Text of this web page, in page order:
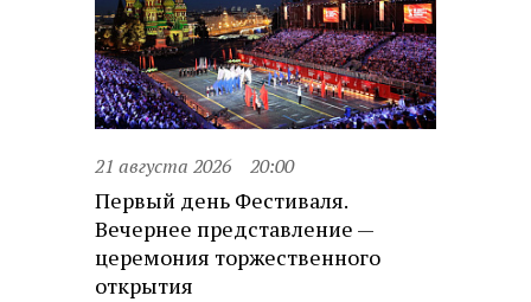
21 августа 2026 20:00
Первый день Фестиваля.
Вечернее представление —
церемония торжественного
открытия